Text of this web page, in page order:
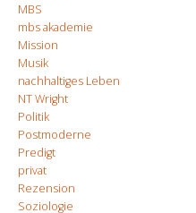
MBS
mbs akademie
Mission
Musik
nachhaltiges Leben
NT Wright
Politik
Postmoderne
Predigt
privat
Rezension
Soziologie